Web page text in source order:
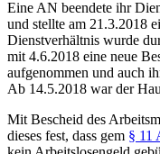
Eine AN beendete ihr
und stellte am 21.3.2018
Dienstverhältnis wurde
mit 4.6.2018 eine neue
aufgenommen und auch
Ab 14.5.2018 war der
Mit Bescheid des
dieses fest, dass gem § 11